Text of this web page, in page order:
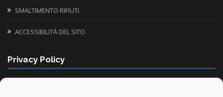
SMALTIMENTO RIFIUTI
ACCESSIBILITÀ DEL SITO
Privacy Policy